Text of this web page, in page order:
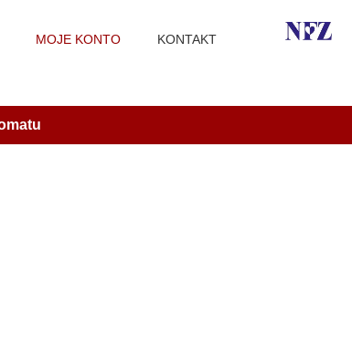
MOJE KONTO KONTAKT